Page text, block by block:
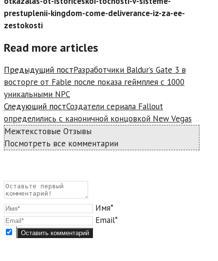
prestuplenii-kingdom-come-deliverance-iz-za-ee-
zestokosti
Read more articles
Предыдущий постРазработчики Baldur’s Gate 3 в
восторге от Fable после показа геймплея с 1000
уникальными NPC
Следующий постСоздатели сериала Fallout
определились с каноничной концовкой New Vegas
Межтекстовые Отзывы
Посмотреть все комментарии
Имя*
Email*